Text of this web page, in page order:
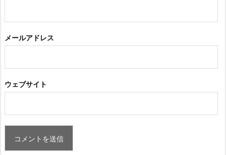
メールアドレス
ウェブサイト